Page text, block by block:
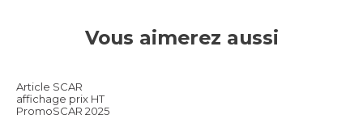
Vous aimerez aussi
Article SCAR
affichage prix HT
PromoSCAR 2025